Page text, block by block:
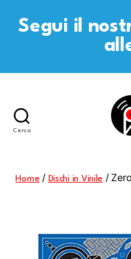
Segui il
Cerca
Home / Dischi in Vinile /